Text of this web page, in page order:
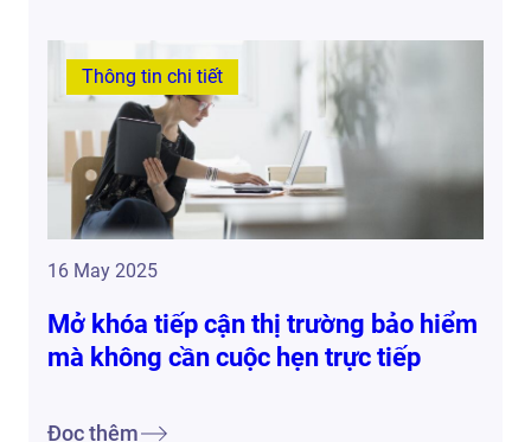
Thông tin chi tiết
16 May 2025
Mở khóa tiếp cận thị trường bảo hiểm
mà không cần cuộc hẹn trực tiếp
Đọc thêm